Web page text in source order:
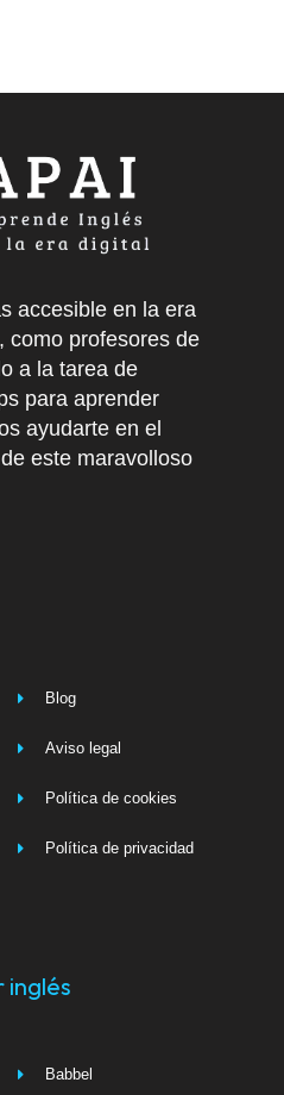
accesible en la era
como profesores de
a la tarea de
para aprender
ayudarte en el
este maravolloso
Blog
Aviso legal
Política de cookies
Política de privacidad
inglés
Babbel